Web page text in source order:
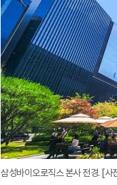
삼성바이오로직스 본사 전경. [사